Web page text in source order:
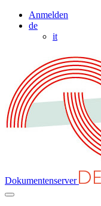
Anmelden
de
it
Dokumentenserver